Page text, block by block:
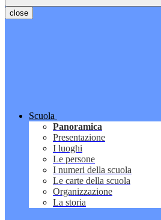
close
Scuola
Panoramica
Presentazione
I luoghi
Le persone
I numeri della scuola
Le carte della scuola
Organizzazione
La storia